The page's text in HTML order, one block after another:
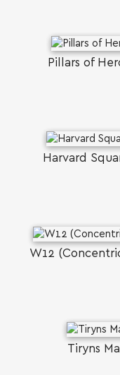
Pillars of
Harvard
W12
Tiryns